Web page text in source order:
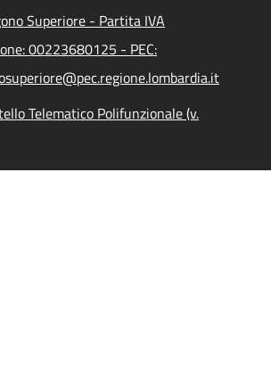
Superiore - Partita IVA
00223680125 - PEC:
Telematico Polifunzionale (v.